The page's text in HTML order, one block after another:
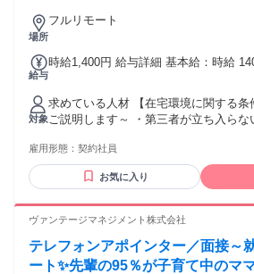
場所
フルリモート
給与
時給1,400円 給与詳細 基本給：時給 1400円 ◆在宅勤
時給変動あり （1,090円～） 例） ・平日固定休あり：1,350円
・土日祝固定休み：1,300円 ・8:50-
1,200円
対象
求めている人材 【在宅環境に関する条
ご説明します～ ・第三者が立ち入らない 業務スペースが
が漏れない環境 ・室内のペーパーレス化 ・
ブレット/スマートウォッチ/カメラ 等記憶媒体は業務スペー
スに持ち込まない ・有線でネット接続ができる
【PC基本操作ができる方】 ・話しな
を見たり、聞いたりして操作できる
のクリアなど PCのトラブルシューティングに対応できる
雇用形態： 契約社員
お気に入り
ヴァンテージマネジメント株式会社
テレフォンアポインター／面接～
ート✨先輩の95％が子育て中のマ